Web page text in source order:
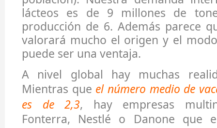
lácteos es de 9 millones de
producción de 6. Además parece
valorará mucho el origen y el
puede ser una ventaja.
A nivel global hay muchas
Mientras que el número medio de
es de 2,3, hay empresas
Fonterra, Nestlé o Danone que